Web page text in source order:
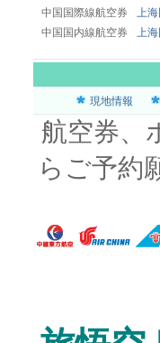
中国国際線航空券
上
中国国内線航空券
上
現地情報
航空券、
らご予約